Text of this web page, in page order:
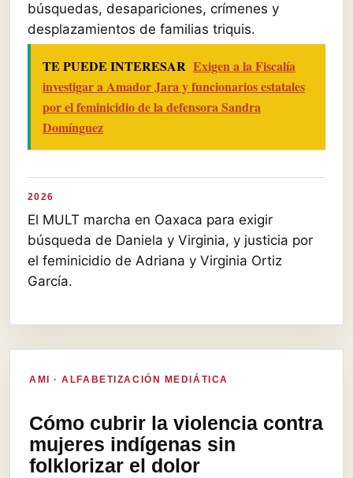
búsquedas, desapariciones, crímenes y
desplazamientos de familias triquis.
TE PUEDE INTERESAR Exigen a la Fiscalía
investigar a Amador Jara y funcionarios estatales
por el feminicidio de la defensora Sandra
Domínguez
2026
El MULT marcha en Oaxaca para exigir
búsqueda de Daniela y Virginia, y justicia por
el feminicidio de Adriana y Virginia Ortiz
García.
AMI · ALFABETIZACIÓN MEDIÁTICA
Cómo cubrir la violencia contra
mujeres indígenas sin
folklorizar el dolor